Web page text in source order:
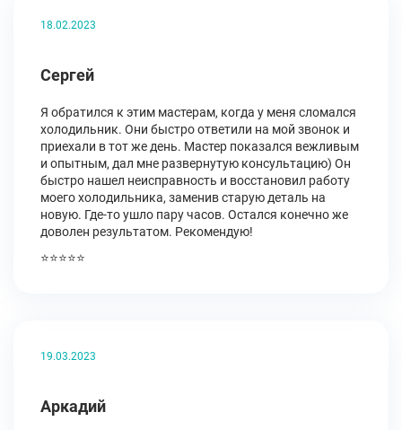
18.02.2023
Сергей
Я обратился к этим мастерам, когда у меня сломался
холодильник. Они быстро ответили на мой звонок и
приехали в тот же день. Мастер показался вежливым
и опытным, дал мне развернутую консультацию) Он
быстро нашел неисправность и восстановил работу
моего холодильника, заменив старую деталь на
новую. Где-то ушло пару часов. Остался конечно же
доволен результатом. Рекомендую!
⭐⭐⭐⭐⭐
19.03.2023
Аркадий